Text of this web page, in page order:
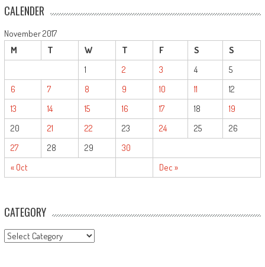
CALENDER
November 2017
M
T W T F S S
« Oct Dec »
1 2 3 4
5
6
7 8 9 10 11
12
13
14 15 16 17 18
19
20
21 22 23 24 25
26
27
28 29 30
CATEGORY
CATEGORY